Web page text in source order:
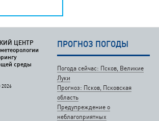
ЦЕНТР
среды
ПРОГНОЗ ПОГОДЫ
Погода сейчас: Псков, Великие
Луки
Прогноз: Псков, Псковская
область
Предупреждение о
неблагоприятных